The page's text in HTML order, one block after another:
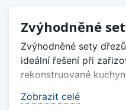
Zvýhodněné
Zobrazit celé
Zvýhodněné sety
ideální řešení při
rekonstruované
dřezovou baterii za